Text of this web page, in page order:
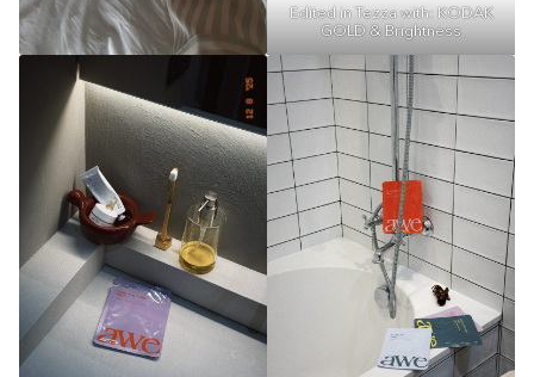
Edited in Tezza with: KODAK
GOLD & Brightness